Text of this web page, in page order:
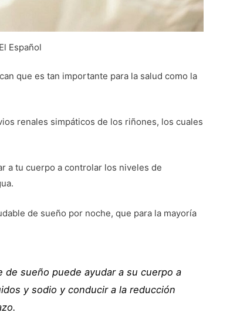
Español
que es tan importante para la salud como la
renales simpáticos de los riñones, los cuales
a tu cuerpo a controlar los niveles de
de sueño por noche, que para la mayoría
de sueño puede ayudar a su cuerpo a
y sodio y conducir a la reducción